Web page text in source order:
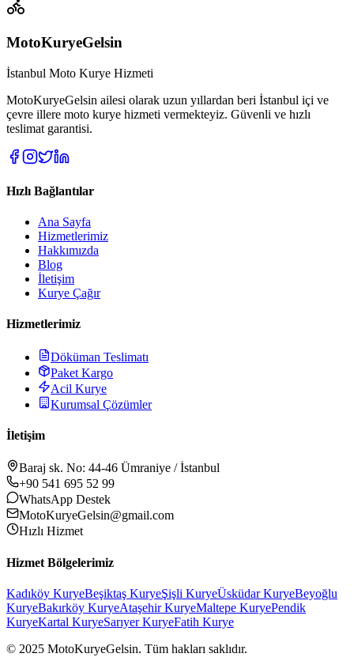
MotoKuryeGelsin
İstanbul Moto Kurye Hizmeti
MotoKuryeGelsin ailesi olarak uzun yıllardan beri İstanbul içi ve
çevre illere moto kurye hizmeti vermekteyiz. Güvenli ve hızlı
teslimat garantisi.
Hızlı Bağlantılar
Ana Sayfa
Hizmetlerimiz
Hakkımızda
Blog
İletişim
Kurye Çağır
Hizmetlerimiz
Döküman Teslimatı
Paket Kargo
Acil Kurye
Kurumsal Çözümler
İletişim
Baraj sk. No: 44-46 Ümraniye / İstanbul
+90 541 695 52 99
WhatsApp Destek
MotoKuryeGelsin@gmail.com
Hızlı Hizmet
Hizmet Bölgelerimiz
Kadıköy KuryeBeşiktaş KuryeŞişli KuryeÜsküdarKuryeBeyoğlu
KuryeBakırköy KuryeAtaşehirKuryeMaltepe KuryePendik
KuryeKartal KuryeSarıyerKuryeFatih Kurye
© 2025 MotoKuryeGelsin. Tüm hakları saklıdır.